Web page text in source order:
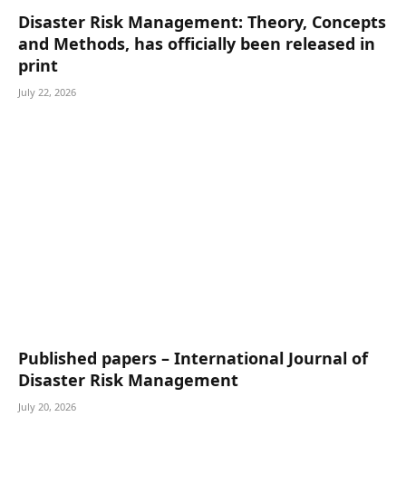
Disaster Risk Management: Theory, Concepts
and Methods, has officially been released in
print
July 22, 2026
Published papers – International Journal of
Disaster Risk Management
July 20, 2026